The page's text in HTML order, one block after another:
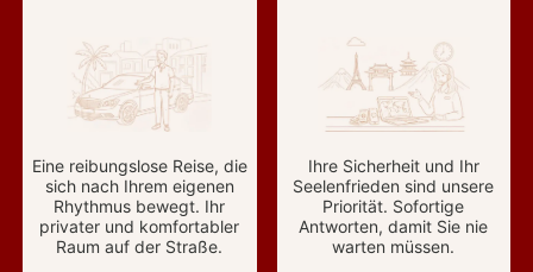
Eine reibungslose Reise, die
sich nach Ihrem eigenen
Rhythmus bewegt. Ihr
privater und komfortabler
Raum auf der Straße.
Ihre Sicherheit und Ihr
Seelenfrieden sind unsere
Priorität. Sofortige
Antworten, damit Sie nie
warten müssen.